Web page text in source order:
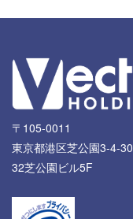
〒105-0011
東京都港区芝公園3-4-30
32芝公園ビル5F